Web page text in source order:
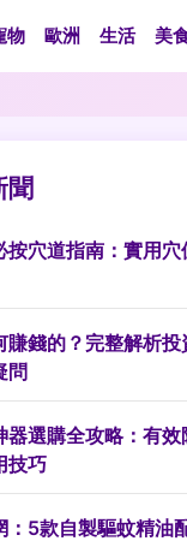
物 歐洲 生活 美
聞
按穴道指南：實用穴
賺錢的？完整解析投
問
器選購全攻略：有效
技巧
：5款自製驅蚊精油